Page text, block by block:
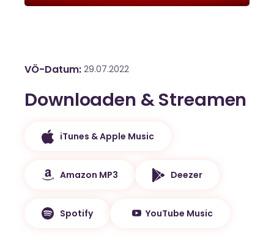
VÖ-Datum 29.07.2022
Downloaden & Streamen
iTunes & Apple Music
Amazon MP3 Deezer
Spotify YouTube Music